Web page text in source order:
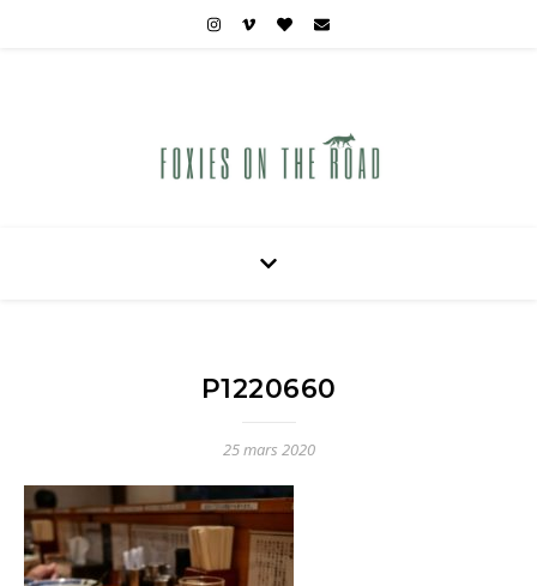
P1220660
25 mars 2020